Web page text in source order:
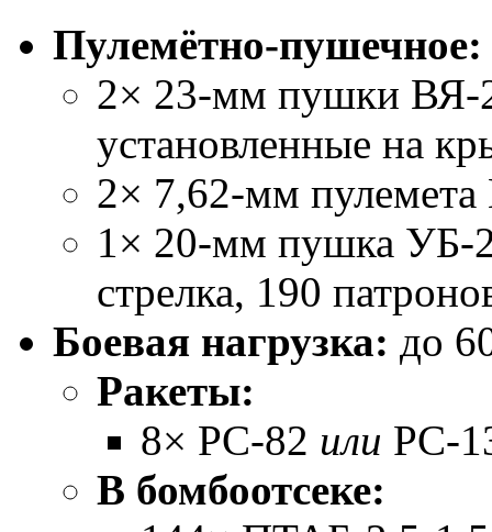
Пулемётно-пушечное:
2× 23-мм пушки
установленные на
2× 7,62-мм
1× 20-мм пушка УБ-
стрелка, 190
Боевая нагрузка: до
Ракеты:
8× РС-82 или РС-
В бомбоотсеке: